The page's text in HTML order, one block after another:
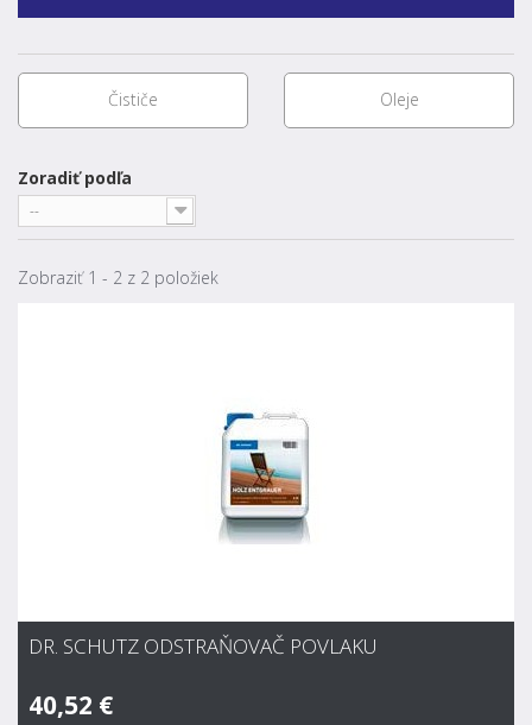
Čističe Oleje
Zoradiť podľa
--
Zobraziť 1 - 2 z 2 položiek
DR. SCHUTZ ODSTRAŇOVAČ POVLAKU
40,52 €